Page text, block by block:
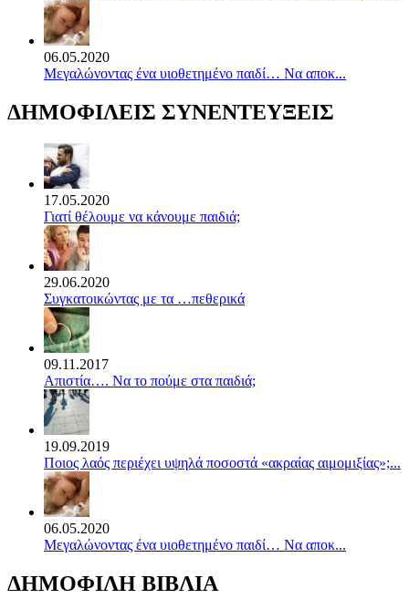
06.05.2020
Mεγαλώνοντας ένα υιοθετημένο παιδί… Να αποκ...
ΔΗΜΟΦΙΛΕΙΣ ΣΥΝΕΝΤΕΥΞΕΙΣ
17.05.2020
Γιατί θέλουμε να κάνουμε παιδιά;
29.06.2020
Συγκατοικώντας με τα …πεθερικά
09.11.2017
Απιστία…. Να το πούμε στα παιδιά;
19.09.2019
Ποιος λαός περιέχει υψηλά ποσοστά «ακραίας αιμομιξίας»;...
06.05.2020
Mεγαλώνοντας ένα υιοθετημένο παιδί… Να αποκ...
ΔΗΜΟΦΙΛΗ ΒΙΒΛΙΑ